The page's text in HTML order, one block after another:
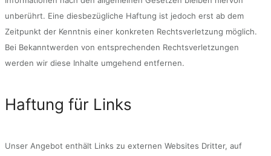
unberührt. Eine diesbezügliche Haftung ist jedoch erst ab dem
Zeitpunkt der Kenntnis einer konkreten Rechtsverletzung möglich.
Bei Bekanntwerden von entsprechenden Rechtsverletzungen
werden wir diese Inhalte umgehend entfernen.
Haftung für Links
Unser Angebot enthält Links zu externen Websites Dritter, auf